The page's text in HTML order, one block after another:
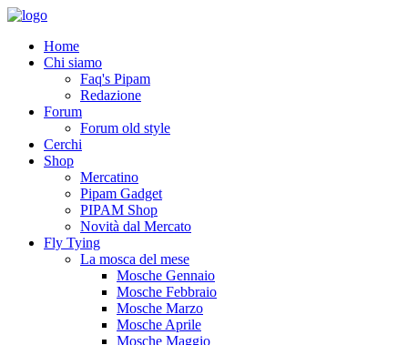
Home
Chi siamo
Faq's Pipam
Redazione
Forum
Forum old style
Cerchi
Shop
Mercatino
Pipam Gadget
PIPAM Shop
Novità dal Mercato
Fly Tying
La mosca del mese
Mosche Gennaio
Mosche Febbraio
Mosche Marzo
Mosche Aprile
Mosche Maggio